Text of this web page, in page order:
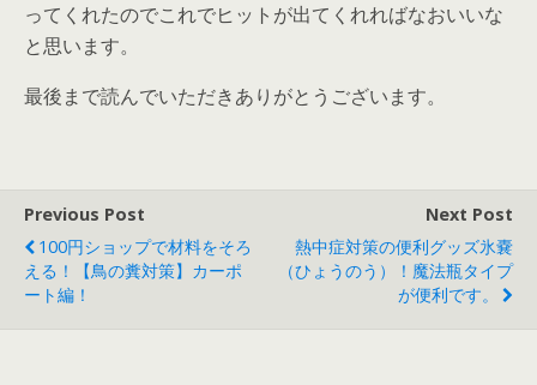
ってくれたのでこれでヒットが出てくれればなおいいな
と思います。
最後まで読んでいただきありがとうございます。
Previous Post
100円ショップで材料をそろ
える！【鳥の糞対策】カーポ
ート編！
Next Post
熱中症対策の便利グッズ氷嚢
（ひょうのう）！魔法瓶タイプ
が便利です。